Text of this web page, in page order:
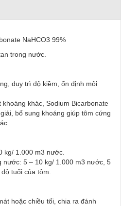
NaHCO3 99%
trong nước.
duy trì độ kiềm, ổn định môi
khác, Sodium Bicarbonate
bổ sung khoáng giúp tôm cứng
kg/ 1.000 m3 nước.
nước: 5 – 10 kg/ 1.000 m3 nước, 5
tuổi của tôm.
hoặc chiều tối, chia ra đánh